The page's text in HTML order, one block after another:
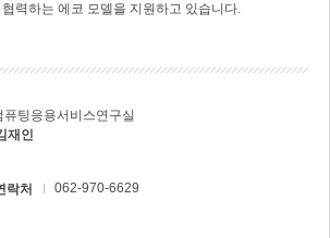
력하는 에코 모델을 지원하고 있습니다.
퓨팅응용서비스연구실
재인
락처 062-970-6629